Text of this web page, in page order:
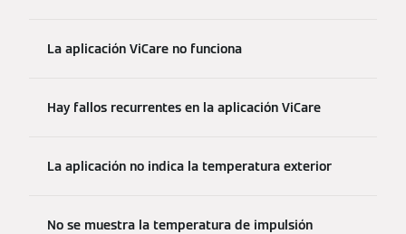
La aplicación ViCare no funciona
Hay fallos recurrentes en la aplicación ViCare
La aplicación no indica la temperatura exterior
No se muestra la temperatura de impulsión